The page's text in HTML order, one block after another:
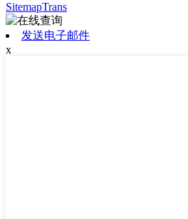
SitemapTrans
发送电子邮件
x